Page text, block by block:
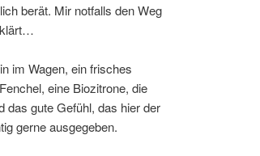
berät. Mir notfalls den Weg
im Wagen, ein frisches
eine Biozitrone, die
das gute Gefühl, das hier der
gerne ausgegeben.